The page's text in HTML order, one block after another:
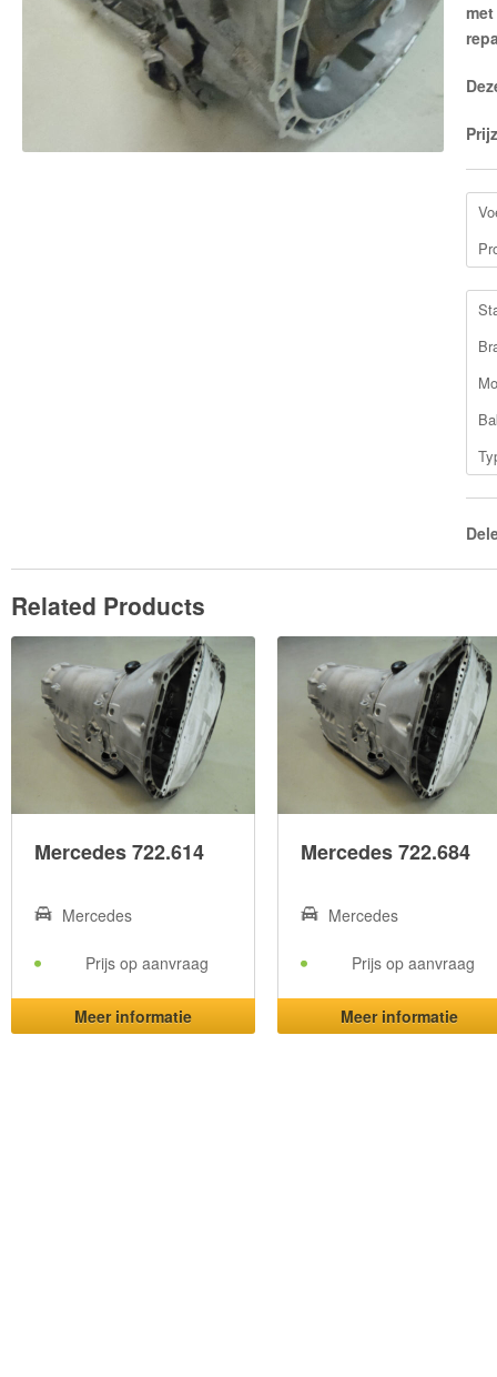
Related Products
Mercedes 722.614
Mercedes
Prijs op aanvraag
Meer informatie
Mercedes 722.684
Mercedes
Prijs op aanvraag
Meer informatie